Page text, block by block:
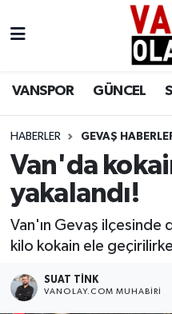
VANSPOR GÜNCEL
HABERLER GEVAŞ
Van'da
yakalandı!
Van'ın Gevaş ilçesinde
kilo kokain ele
SUAT TINK
VANOLAY.COM MUHABIRI
Siyaset
Ekonomi
Sağlık
Van Nöbetçi
Van Namaz Vakitleri
Van Trafik Yoğunluk
Süper Lig Puan